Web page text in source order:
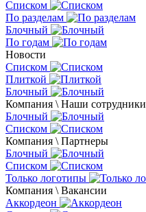
Списком
По разделам
Блочный
По годам
Новости
Списком
Плиткой
Блочный
Компания \ Наши сотрудники
Блочный
Списком
Компания \ Партнеры
Блочный
Списком
Только логотипы
Компания \ Вакансии
Аккордеон